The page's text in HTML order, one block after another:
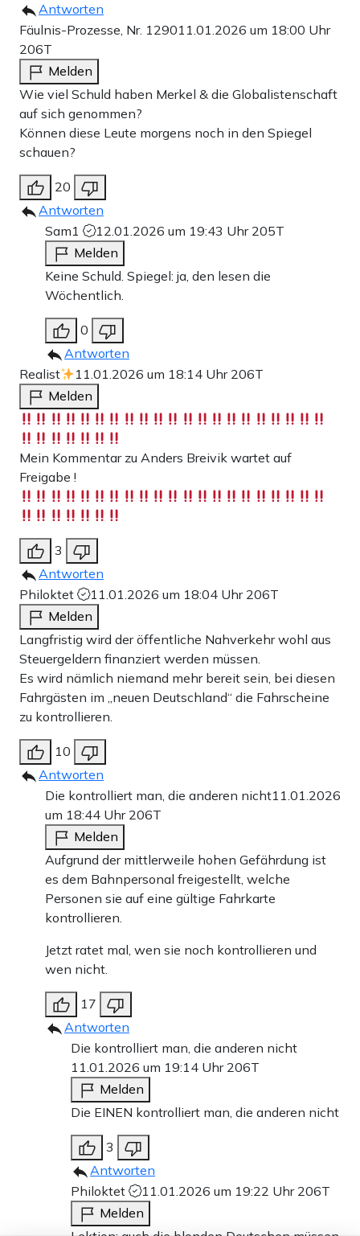
Antworten
Fäulnis-Prozesse, Nr. 129011.01.2026 um 18:00 Uhr
206T
Melden
Wie viel Schuld haben Merkel & die Globalistenschaft
auf sich genommen?
Können diese Leute morgens noch in den Spiegel
schauen?
20
Antworten
Sam1
12.01.2026 um 19:43 Uhr 205T
Melden
Keine Schuld. Spiegel: ja, den lesen die
Wöchentlich.
0
Antworten
Realist
11.01.2026 um 18:14 Uhr 206T
Melden
Mein Kommentar zu Anders Breivik wartet auf
Freigabe !
3
Antworten
Philoktet
11.01.2026 um 18:04 Uhr 206T
Melden
Langfristig wird der öffentliche Nahverkehr wohl aus
Steuergeldern finanziert werden müssen.
Es wird nämlich niemand mehr bereit sein, bei diesen
Fahrgästen im „neuen Deutschland“ die Fahrscheine
zu kontrollieren.
10
Antworten
Die kontrolliert man, die anderen nicht11.01.2026
um 18:44 Uhr 206T
Melden
Aufgrund der mittlerweile hohen Gefährdung ist
es dem Bahnpersonal freigestellt, welche
Personen sie auf eine gültige Fahrkarte
kontrollieren.
Jetzt ratet mal, wen sie noch kontrollieren und
wen nicht.
17
Antworten
Die kontrolliert man, die anderen nicht
11.01.2026 um 19:14 Uhr 206T
Melden
Die EINEN kontrolliert man, die anderen nicht
3
Antworten
Philoktet
11.01.2026 um 19:22 Uhr 206T
Melden